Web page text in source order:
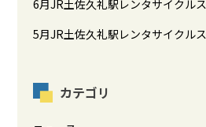
6月JR土佐久礼駅レンタサイクル
5月JR土佐久礼駅レンタサイクル
カテゴリ